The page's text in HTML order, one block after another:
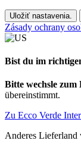
Uložiť nastavenia.
Zásady ochrany
Bist du im
Bitte wechsle zum
übereinstimmt.
Zu Ecco Verde
Anderes Lieferland